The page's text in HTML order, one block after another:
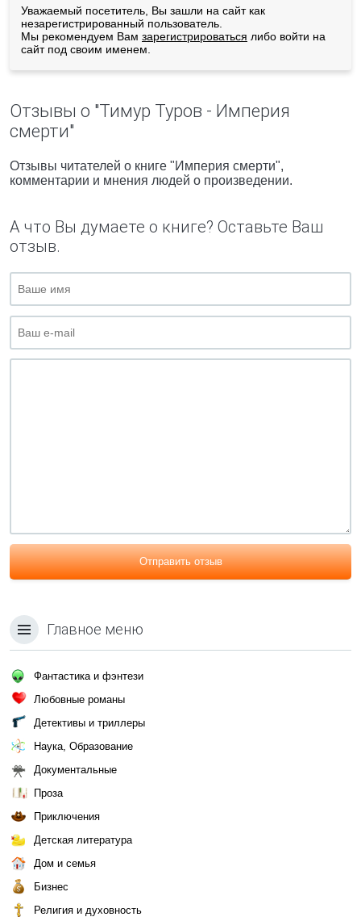
Уважаемый посетитель, Вы зашли на сайт как
незарегистрированный пользователь.
Мы рекомендуем Вам зарегистрироваться либо войти на
сайт под своим именем.
Отзывы о "Тимур Туров - Империя
смерти"
Отзывы читателей о книге "Империя смерти",
комментарии и мнения людей о произведении.
А что Вы думаете о книге? Оставьте Ваш
отзыв.
Отправить отзыв
Главное меню
Фантастика и фэнтези
Любовные романы
Детективы и триллеры
Наука, Образование
Документальные
Проза
Приключения
Детская литература
Дом и семья
Бизнес
Религия и духовность